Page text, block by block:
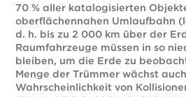
70 % aller katalogisierten
oberflächennahen Umlaufbahn
d. h. bis zu 2 000 km über der
Raumfahrzeuge müssen in so
bleiben, um die Erde zu
Menge der Trümmer wächst
Wahrscheinlichkeit von